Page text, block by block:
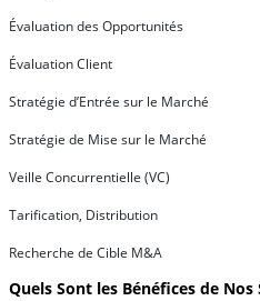
Évaluation des Opportunités
Évaluation Client
Stratégie d’Entrée sur le Marché
Stratégie de Mise sur le Marché
Veille Concurrentielle (VC)
Tarification, Distribution
Recherche de Cible M&A
Quels Sont les Bénéfices de Nos